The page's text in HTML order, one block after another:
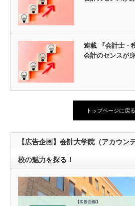
連載 『会計士・
会計のセンスが
トップページに戻る
【広告企画】会計大学院（アカウン
校の魅力を探る！